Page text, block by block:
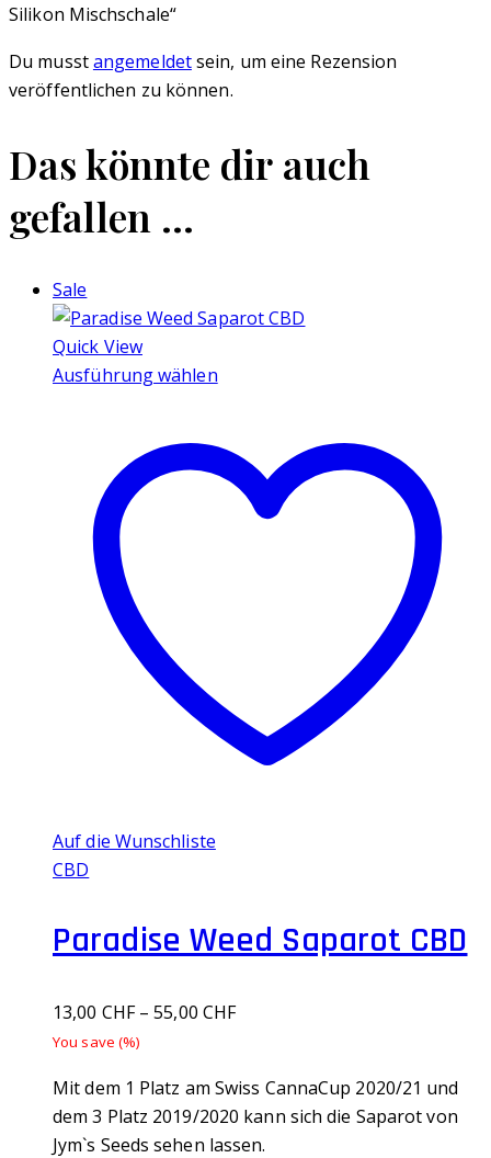
Silikon Mischschale“
Du musstangemeldetsein, um eine Rezension
veröffentlichen zu können.
Das könnte dir auch
gefallen …
Sale
Quick View
Ausführung wählen
mehrere
Varianten
Optionen
können
Auf die Wunschliste
CBD
Paradise Weed Saparot CBD
13,00 CHF–55,00 CHF
You save (%)
Mit dem 1 Platz am Swiss CannaCup 2020/21 und
dem 3 Platz 2019/2020 kann sich die Saparot von
Jym`s Seeds sehen lassen.